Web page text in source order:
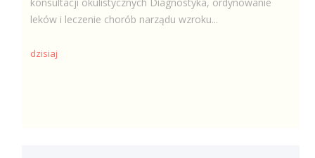
leków i leczenie chorób narządu wzroku...
dzisiaj